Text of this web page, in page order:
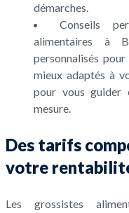
démarches.
Conseils
alimentaires à
personnalisés
mieux adaptés à
pour vous guider
mesure.
Des tarifs
votre
Les grossistes